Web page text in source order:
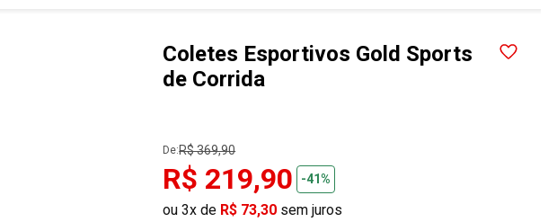
Coletes Esportivos Gold Sports
de Corrida
De:R$ 369,90
R$ 219,90 -41%
ou 3x de R$ 73,30 sem juros